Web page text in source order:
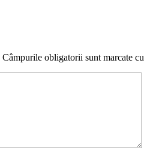
Câmpurile obligatorii sunt marcate cu